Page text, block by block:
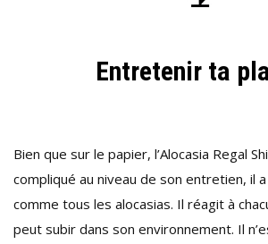
Entretenir ta
Bien que sur le papier, l’Alocasia Regal
compliqué au niveau de son entretien, il
comme tous les alocasias. Il réagit à
peut subir dans son environnement. Il